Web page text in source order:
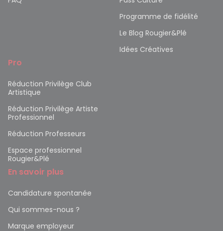
Programme de fidélité
Le Blog Rougier&Plé
Idées Créatives
Pro
Réduction Privilège Club
Artistique
Réduction Privilège Artiste
Professionnel
Réduction Professeurs
Espace professionnel
Rougier&Plé
En savoir plus
Candidature spontanée
Qui sommes-nous ?
Marque employeur